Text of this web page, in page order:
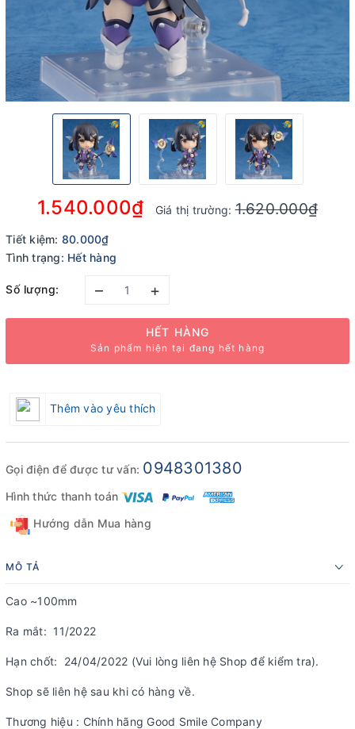
1.540.000₫ Giá thị trường:1.620.000₫
Tiết kiệm: 80.000₫
Tình trạng: Hết hàng
Số lượng: – +
HẾT HÀNG
Sản phẩm hiện tại đang hết hàng
Thêm vào yêu thích
Gọi điện để được tư vấn: 0948301380
Hình thức thanh toán
Hướng dẫn Mua hàng
MÔ TẢ
Cao ~100mm
Ra mắt: 11/2022
Hạn chốt: 24/04/2022 (Vui lòng liên hệ Shop để kiểm tra).
Shop sẽ liên hệ sau khi có hàng về.
Thương hiệu : Chính hãng Good Smile Company